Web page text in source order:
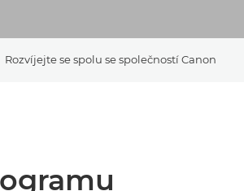
Rozvíjejte se spolu se společností Canon